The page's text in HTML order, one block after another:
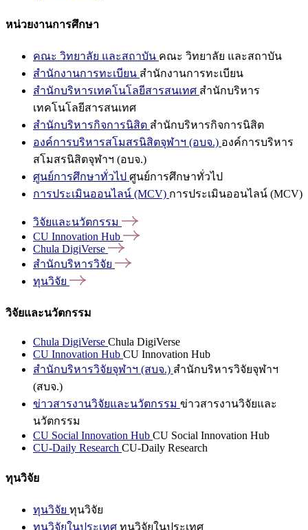
หน่วยงานการศึกษา
คณะ วิทยาลัย และสถาบัน คณะ วิทยาลัย และสถาบัน
สำนักงานการทะเบียน สำนักงานการทะเบียน
สำนักบริหารเทคโนโลยีสารสนเทศ สำนักบริหาร
เทคโนโลยีสารสนเทศ
สำนักบริหารกิจการนิสิต สำนักบริหารกิจการนิสิต
องค์การบริหารสโมสรนิสิตจุฬาฯ (อบจ.) องค์การบริหาร
สโมสรนิสิตจุฬาฯ (อบจ.)
ศูนย์การศึกษาทั่วไป ศูนย์การศึกษาทั่วไป
การประเมินออนไลน์ (MCV) การประเมินออนไลน์ (MCV)
วิจัยและนวัตกรรม
CU Innovation Hub
Chula DigiVerse
สำนักบริหารวิจัย
ทุนวิจัย
วิจัยและนวัตกรรม
Chula DigiVerse Chula DigiVerse
CU Innovation Hub CU Innovation Hub
สำนักบริหารวิจัยจุฬาฯ (สบจ.) สำนักบริหารวิจัยจุฬาฯ
(สบจ.)
ข่าวสารงานวิจัยและนวัตกรรม ข่าวสารงานวิจัยและ
นวัตกรรม
CU Social Innovation Hub CU Social Innovation Hub
CU-Daily Research CU-Daily Research
ทุนวิจัย
ทุนวิจัย ทุนวิจัย
ทุนวิจัยในประเทศ ทุนวิจัยในประเทศ